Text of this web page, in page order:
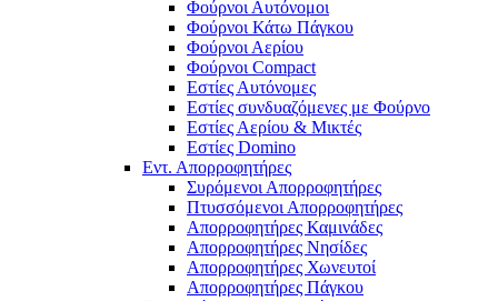
Φούρνοι Αυτόνομοι
Φούρνοι Κάτω Πάγκου
Φούρνοι Αερίου
Φούρνοι Compact
Εστίες Αυτόνομες
Εστίες συνδυαζόμενες με Φούρνο
Εστίες Αερίου & Μικτές
Εστίες Domino
Εντ. Απορροφητήρες
Συρόμενοι Απορροφητήρες
Πτυσσόμενοι Απορροφητήρες
Απορροφητήρες Καμινάδες
Απορροφητήρες Νησίδες
Απορροφητήρες Χωνευτοί
Απορροφητήρες Πάγκου